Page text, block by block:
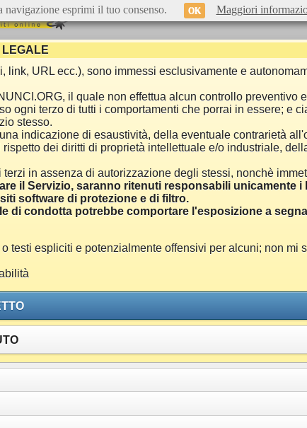
LEGALE
URL ecc.), sono immessi esclusivamente e
il quale non effettua alcun controllo preventivo
terzo di tutti i comportamenti che porrai in essere; e
stesso.
indicazione di esaustività, della eventuale contrarietà
dei diritti di proprietà intellettuale e/o industriale,
in assenza di autorizzazione degli stessi, nonchè
il Servizio, saranno ritenuti responsabili unicamente
software di protezione e di filtro.
di condotta potrebbe comportare l'esposizione a
espliciti e potenzialmente offensivi per alcuni; non mi
esprimi il tuo consenso. OK Maggiori